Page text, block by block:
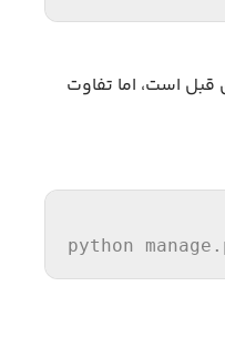
قبل است، اما تفاوت
python